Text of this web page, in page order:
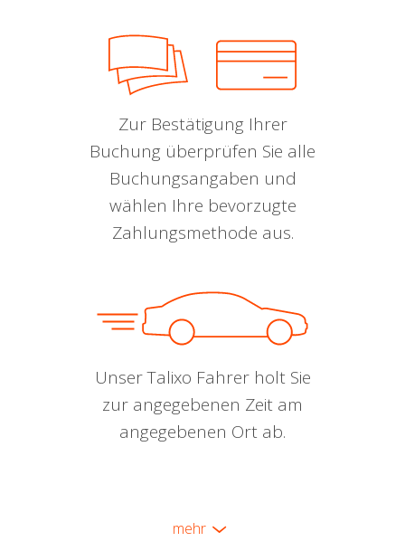
Zur Bestätigung Ihrer
Buchung überprüfen Sie alle
Buchungsangaben und
wählen Ihre bevorzugte
Zahlungsmethode aus.
Unser Talixo Fahrer holt Sie
zur angegebenen Zeit am
angegebenen Ort ab.
mehr